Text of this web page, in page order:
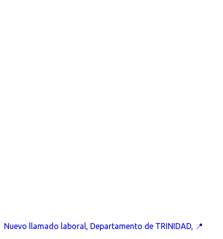
Nuevo llamado laboral, Departamento de TRINIDAD, 📍